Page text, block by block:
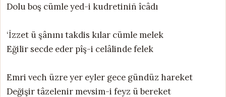
Dolu boş cümle yed-i kudretiniñ îcâdı
‘İzzet ü şânını takdis kılar cümle melek
Eğilir secde eder pîş-i celâlinde felek
Emri vech üzre yer eyler gece gündüz hareket
Değişir tâzelenir mevsim-i feyz ü bereket